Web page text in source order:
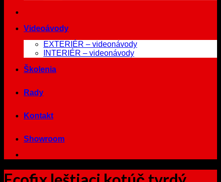
Videoávody
EXTERIÉR – videonávody
INTERIÉR – videonávody
Školenia
Rady
Kontakt
Showroom